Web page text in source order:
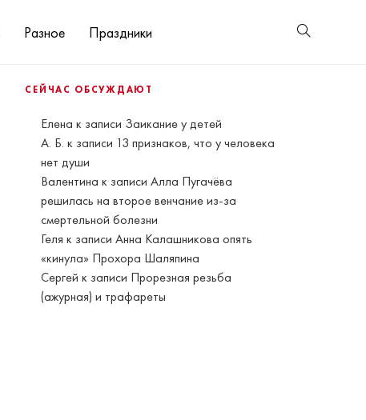
Разное Праздники
СЕЙЧАС ОБСУЖДАЮТ
Елена к записи Заикание у детей
А. Б. к записи 13 признаков, что у человека
нет души
Валентина к записиАлла Пугачёва
решилась на второе венчание из-за
смертельной болезни
Геля к записиАнна Калашникова опять
«кинула» Прохора Шаляпина
Сергей к записи Прорезная резьба
(ажурная) и трафареты